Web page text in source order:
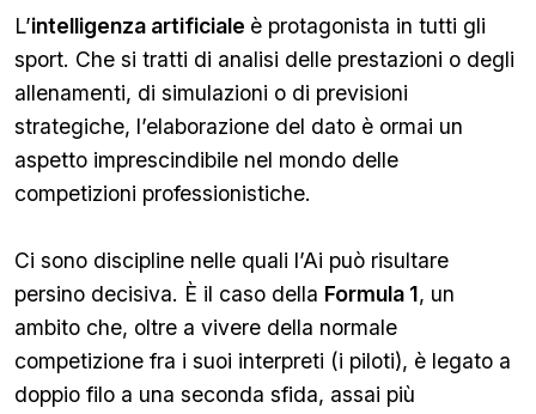
L’intelligenza artificiale è protagonista in tutti gli
sport. Che si tratti di analisi delle prestazioni o degli
allenamenti, di simulazioni o di previsioni
strategiche, l’elaborazione del dato è ormai un
aspetto imprescindibile nel mondo delle
competizioni professionistiche.
Ci sono discipline nelle quali l’Ai può risultare
persino decisiva. È il caso della Formula 1, un
ambito che, oltre a vivere della normale
competizione fra i suoi interpreti (i piloti), è legato a
doppio filo a una seconda sfida, assai più